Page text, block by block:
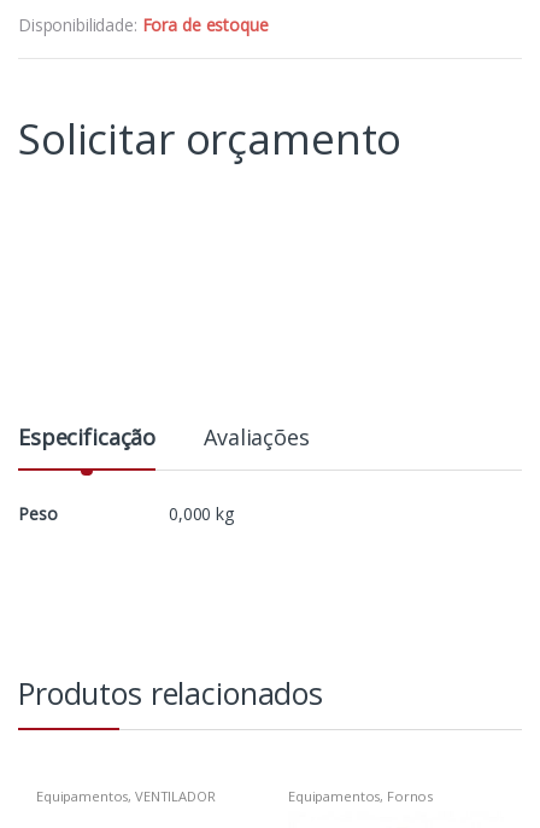
Disponibilidade: Fora de estoque
Solicitar orçamento
Especificação Avaliações
Peso 0,000 kg
Produtos relacionados
Equipamentos,VENTILADOR Equipamentos, Fornos